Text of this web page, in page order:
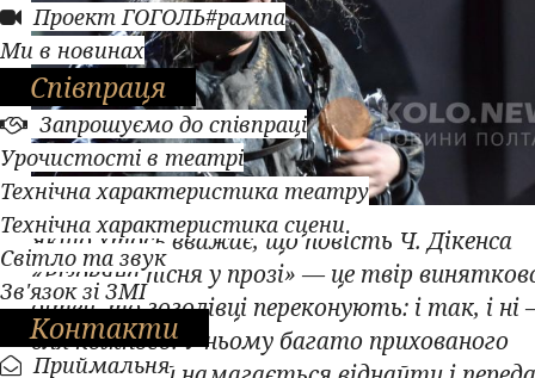
Проект ГОГОЛЬ#рампа
Ми в новинах
Співпраця
Запрошуємо до співпраці
Урочистості в театрі
Технічна характеристика театру
Технічна характеристика сцени
Світло та звук
Зв'язок зі ЗМІ
Контакти
Приймальня
Якщо хтось вважає, що повість Ч. Дікенса
«Різдвяна пісня у прозі» — це твір
дітей, то гоголівці переконують: і так, і ні
для кожного. У ньому багато прихованого